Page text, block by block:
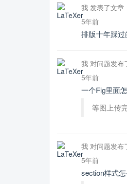
我 发表了文章
5年前
排版十年踩过
我 对问题发布
5年前
一个Fig里面
等图上传
我 对问题发布
5年前
section样式